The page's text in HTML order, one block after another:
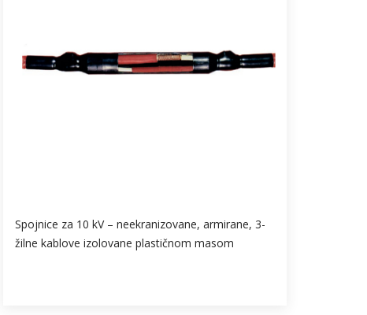
Spojnice za 10 kV – neekranizovane, armirane, 3-
žilne kablove izolovane plastičnom masom